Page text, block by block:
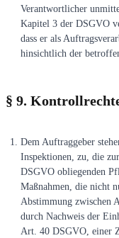
Verantwortlicher
Kapitel 3 der DSGVO
dass er als
hinsichtlich der
§ 9.
Dem Auftraggeber
Inspektionen, zu, die
DSGVO obliegenden
Maßnahmen, die nicht
Abstimmung zwischen
durch Nachweis der
Art. 40 DSGVO, einer